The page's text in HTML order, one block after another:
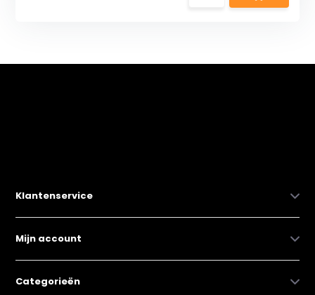
Klantenservice
Mijn account
Categorieën